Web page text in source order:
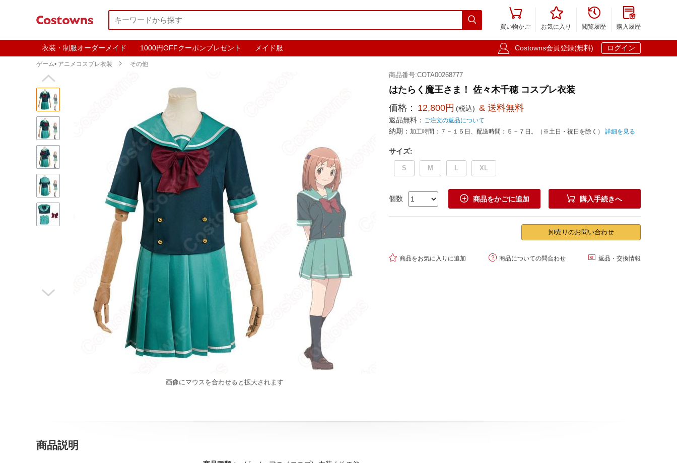


買い物かご

お気に入り

閲覧履歴

購入履歴
衣装・制服オーダーメイド 1000円OFFクーポンプレゼント メイド服  Costowns会員登録(無料) ログイン
ゲーム• アニメコスプレ衣装  その他


画像にマウスを合わせると拡大されます
商品番号:COTA00268777
はたらく魔王さま！ 佐々木千穂 コスプレ衣装
価格： 12,800円 (税込) & 送料無料
返品無料： ご注文の返品について
納期： 加工時間：７－１５日、配送時間：５－７日。（※土日・祝日を除く） 詳細を見る
サイズ:
S M L XL
個数  商品をかごに追加  購入手続きへ
卸売りのお問い合わせ
 商品をお気に入りに追加  商品についての問合わせ  返品・交換情報
商品説明